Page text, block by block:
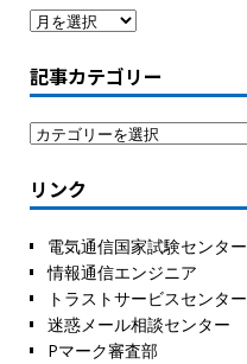
記事カテゴリー
リンク
電気通信国家試験センター
情報通信エンジニア
トラストサービスセンター
迷惑メール相談センター
Pマーク審査部